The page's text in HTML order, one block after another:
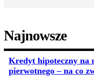
Najnowsze
Kredyt hipoteczny na
pierwotnego – na co